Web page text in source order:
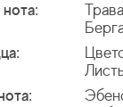
нота:
Трава